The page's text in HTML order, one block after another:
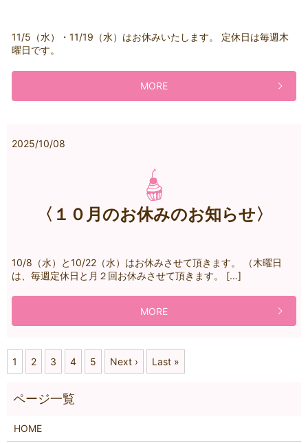
11/5（水）・11/19（水）はお休みいたします。 定休日は毎週木
曜日です。
MORE
2025/10/08
〈１０月のお休みのお知らせ〉
10/8（水）と10/22（水）はお休みさせて頂きます。 （木曜日
は、毎週定休日と月２回お休みさせて頂きます。 […]
MORE
1 2 3 4 5 Next › Last »
HOME